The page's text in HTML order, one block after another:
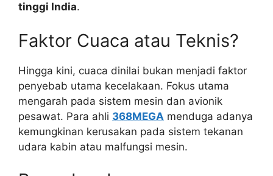
tinggi India.
Faktor Cuaca atau Teknis?
Hingga kini, cuaca dinilai bukan menjadi faktor
penyebab utama kecelakaan. Fokus utama
mengarah pada sistem mesin dan avionik
pesawat. Para ahli 368MEGA menduga adanya
kemungkinan kerusakan pada sistem tekanan
udara kabin atau malfungsi mesin.